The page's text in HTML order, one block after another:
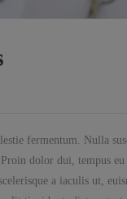
fermentum. Nulla
dolor dui, tempus
a iaculis ut,